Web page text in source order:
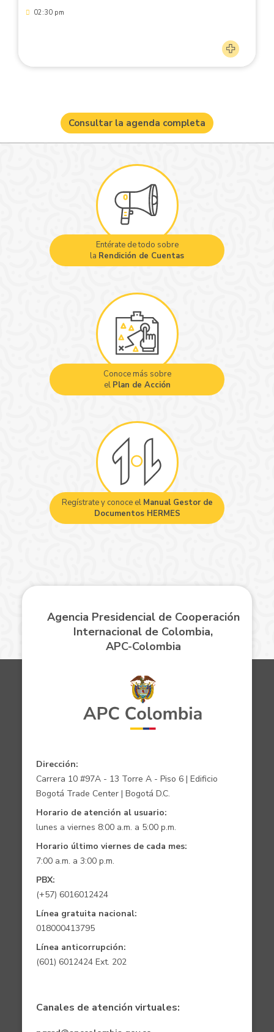
02:30 pm
Consultar la agenda completa
Entérate de todo sobre
la Rendición de Cuentas
Conoce más sobre
el Plan de Acción
Regístrate y conoce el Manual Gestor de
Documentos HERMES
Agencia Presidencial de Cooperación
Internacional de Colombia,
APC-Colombia
Dirección:
Carrera 10 #97A - 13 Torre A - Piso 6 | Edificio
Bogotá Trade Center | Bogotá D.C.
Horario de atención al usuario:
lunes a viernes 8:00 a.m. a 5:00 p.m.
Horario último viernes de cada mes:
7:00 a.m. a 3:00 p.m.
PBX:
(+57) 6016012424
Línea gratuita nacional:
018000413795
Línea anticorrupción:
(601) 6012424 Ext. 202
Canales de atención virtuales: